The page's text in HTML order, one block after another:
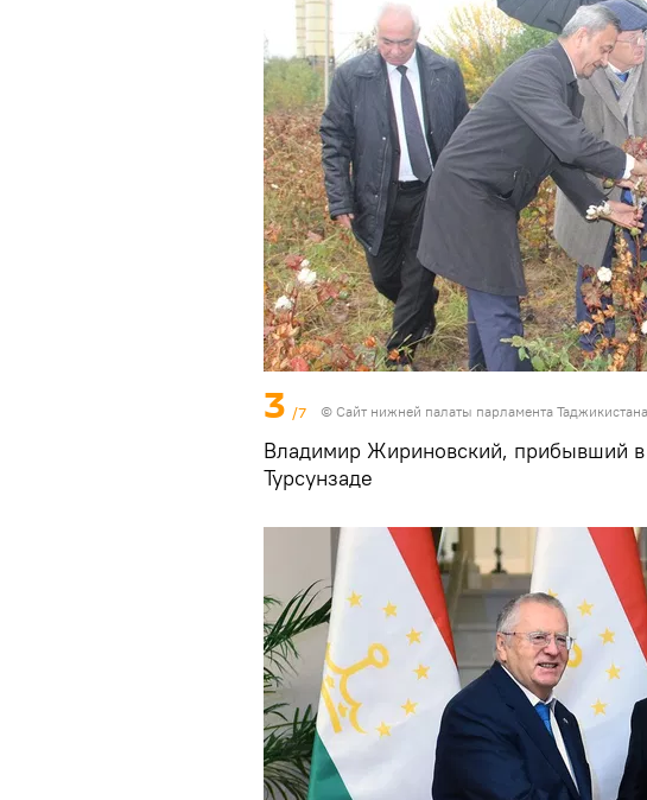
3 /7 © Сайт нижней палаты парламента Таджикистана
Владимир Жириновский, прибывший в
Турсунзаде